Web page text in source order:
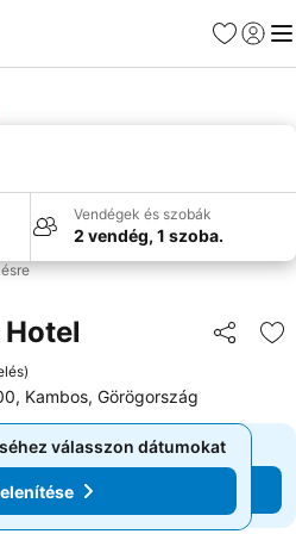
Kedvencek
Vendégek és szobák
2 vendég, 1 szoba.
)
Kambos, Görögország
válasszon dátumokat
válasszon dátumokat